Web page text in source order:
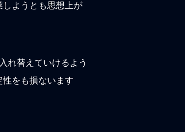
ようとも思想上が
れ替えていけるよう
をも損ないます